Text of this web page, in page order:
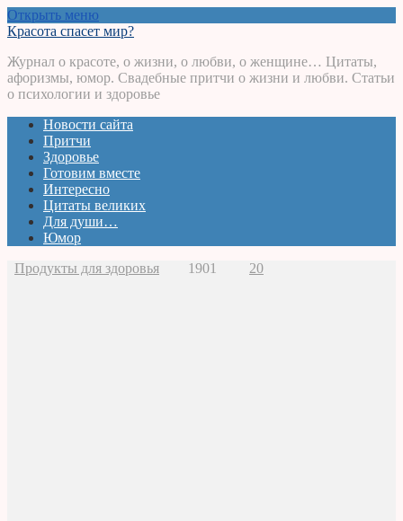
Открыть меню
Красота спасет мир?
Журнал о красоте, о жизни, о любви, о женщине… Цитаты,
афоризмы, юмор. Свадебные притчи о жизни и любви. Статьи
о психологии и здоровье
Новости сайта
Притчи
Здоровье
Готовим вместе
Интересно
Цитаты великих
Для души…
Юмор
Продукты для здоровья
1901 20